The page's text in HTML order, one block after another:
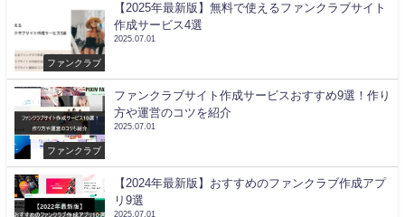
ファンクラブ
【2025年最新版】無料で使えるファンクラブサイト
作成サービス4選
2025.07.01
ファンクラブ
ファンクラブサイト作成サービスおすすめ9選！作り
方や運営のコツを紹介
2025.07.01
【2024年最新版】おすすめのファンクラブ作成アプ
リ9選
2025.07.01